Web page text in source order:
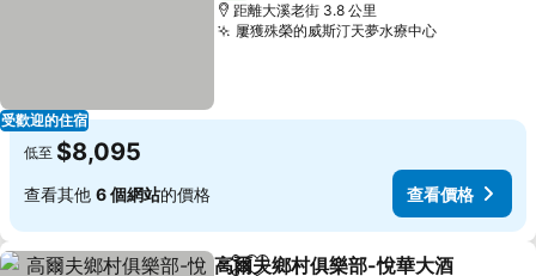
受歡迎的住宿
距離大溪老街 3.8 公里
屢獲殊榮的威斯汀天夢水療中心查看價格
低至 $8,095
查看其他 6 個網站的價格 查看價格
高爾夫鄉村俱樂部-悅華大酒